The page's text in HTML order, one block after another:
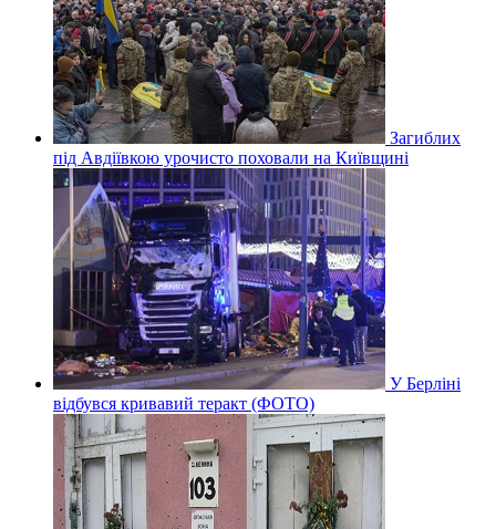
Загиблих
під Авдіївкою урочисто поховали на Київщині
У Берліні
відбувся кривавий теракт (ФОТО)